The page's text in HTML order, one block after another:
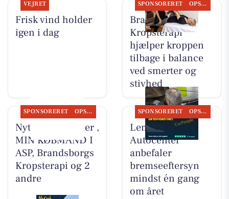
VEJRET
Frisk vind holder
igen i dag
SPONSORERET OPSLAGSTAVLEN
Brandsborgs
Kropsterapi
hjælper kroppen
tilbage i balance
ved smerter og
stivhed
SPONSORERET OPSLAGSTAVLEN
Nyt fra HV Cykler ,
MIN KØBMAND I
ASP, Brandsborgs
Kropsterapi og 2
andre
SPONSORERET OPSLAGSTAVLEN
Lemvig
Autocenter
anbefaler
bremseeftersyn
mindst én gang
om året